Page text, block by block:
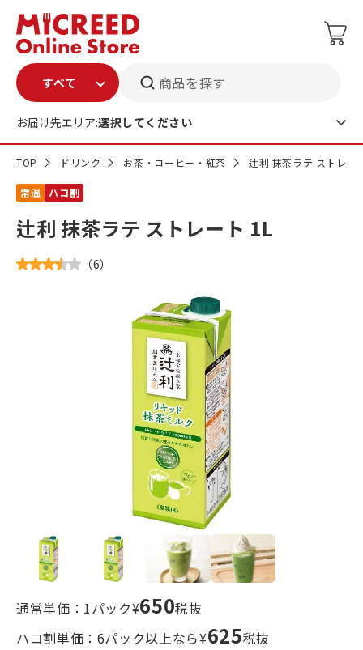
商品を探す
お届け先エリア:選択してください
TOP ドリンク お茶・コーヒー・紅茶 辻利 抹茶ラテ ストレー
常温 ハコ割
辻利 抹茶ラテ ストレート 1L
（6）
通常単価：1パック¥650税抜
ハコ割単価：6パック以上なら¥625税抜